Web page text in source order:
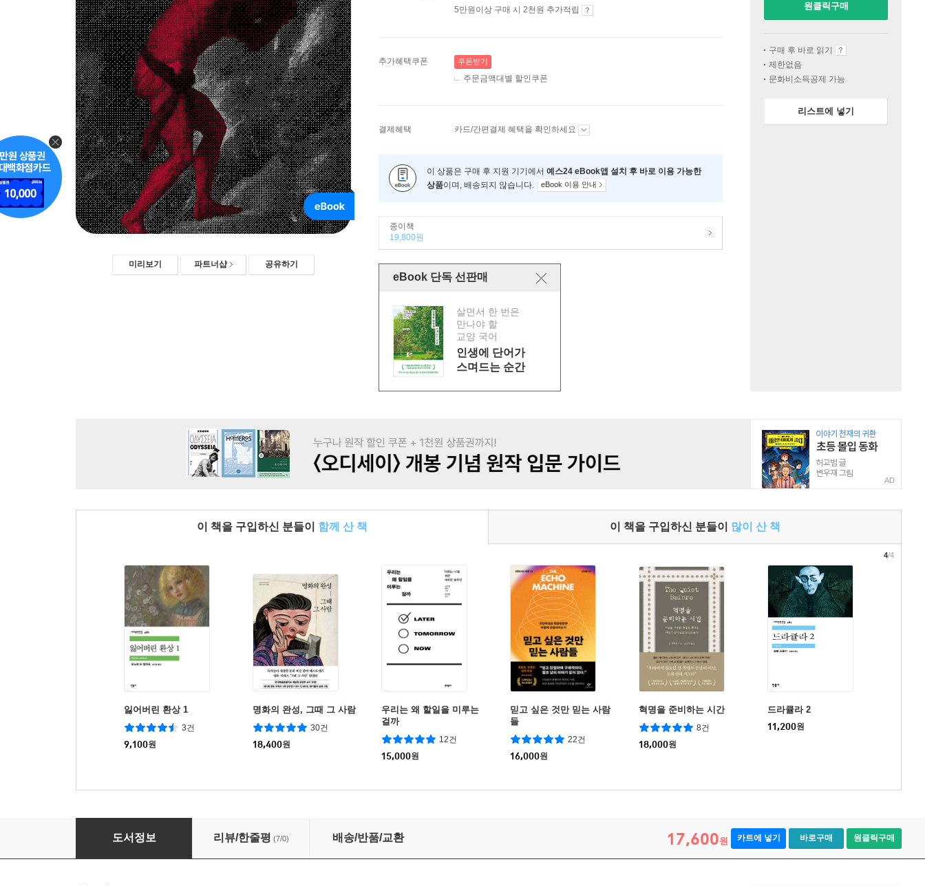
미리보기 파트너샵 공유하기
5만원이상 구매 시 2천원 추가적립
추가혜택쿠폰 쿠폰받기
주문금액대별 할인쿠폰
결제혜택 카드/간편결제 혜택을 확인하세요
이 상품은 구매 후 지원 기기에서 예스24 eBook앱 설치 후 바로 이용 가능한
상품이며, 배송되지 않습니다. eBook 이용 안내
종이책
19,800원
eBook 단독 선판매
살면서 한 번은
만나야 할
교양 국어
인생에 단어가
스며드는 순간
원클릭구매
구매 후 바로 읽기
제한없음
문화비소득공제 가능
리스트에 넣기
AD
이 책을 구입하신 분들이 함께 산 책 이 책을 구입하신 분들이 많이 산 책
잃어버린 환상 1
3건
9,100원
명화의 완성, 그때 그 사람
30건
18,400원
우리는 왜 할일을 미루는
걸까
12건
15,000원
믿고 싶은 것만 믿는 사람
들
22건
16,000원
혁명을 준비하는 시간
8건
18,000원
드라큘라 2
11,200원
4/4
아버지 없는 세상의 아들들
도서정보 리뷰/한줄평 (7/0) 배송/반품/교환 17,600원 카트에 넣기 바로구매 원클릭구매